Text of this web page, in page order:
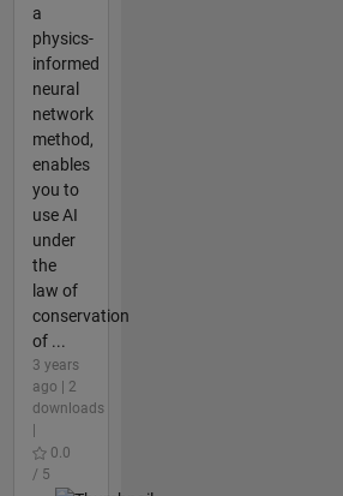
a
physics-
informed
neural
network
method,
enables
you to
use AI
under
the
law of
conservation
of ...
3 years
ago | 2
downloads
0.0
/ 5